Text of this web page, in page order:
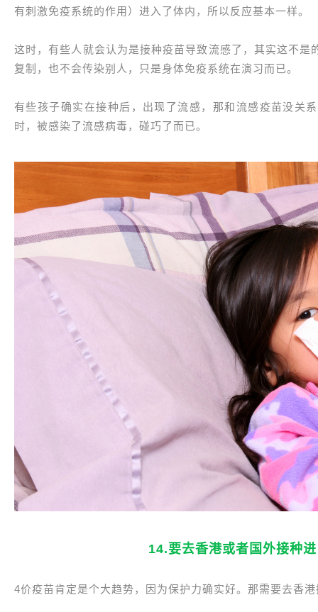
有刺激免疫系统的作用）进入了体内，所以反应基本一样。
这时，有些人就会认为是接种疫苗导致流感了，其实这不
复制，也不会传染别人，只是身体免疫系统在演习而已。
有些孩子确实在接种后，出现了流感，那和流感疫苗没关
时，被感染了流感病毒，碰巧了而已。
14.要去香港或者国外接种
4价疫苗肯定是个大趋势，因为保护力确实好。那需要去香